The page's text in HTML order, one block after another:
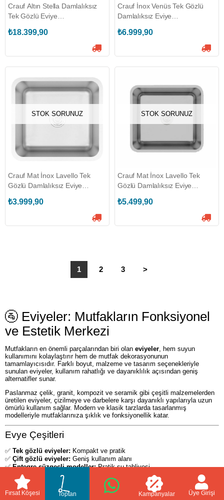
Crauf Altın Stella Damlalıksız
Tek Gözlü Eviye
₺18.399,90
Crauf İnox Venüs Tek Gözlü
Damlalıksız Eviye
₺6.999,90
STOK SORUNUZ
Crauf Mat İnox Lavello Tek
Gözlü Damlalıksız Eviye
₺3.999,90
STOK SORUNUZ
Crauf Mat İnox Lavello Tek
Gözlü Damlalıksız Eviye
₺5.499,90
1 2 3 >
🚰 Eviyeler: Mutfakların Fonksiyonel
ve Estetik Merkezi
Mutfakların en önemli parçalarından biri olan eviyeler , hem suyun
kullanımını kolaylaştırır hem de mutfak dekorasyonunun
tamamlayıcısıdır. Farklı boyut, malzeme ve tasarım seçenekleriyle
sunulan eviyeler, kullanım rahatlığı ve dayanıklılık açısından geniş
alternatifler sunar.
Paslanmaz çelik, granit, kompozit ve seramik gibi çeşitli malzemelerden
üretilen eviyeler, çizilmeye ve darbelere karşı dayanıklı yapılarıyla uzun
ömürlü kullanım sağlar. Modern ve klasik tarzlarda tasarlanmış
modelleriyle mutfaklarınıza şıklık ve fonksiyonellik katar.
Evye Çeşitleri
✅ Tek gözlü eviyeler: Kompakt ve pratik
✅ Çift gözlü eviyeler: Geniş kullanım alanı
✅Entegre süzgeçli modeller:Pratik su tahliyesi
Granit ve kompozit eviyeler:
Dayanıklı ve estetik
Paslanmaz çelik eviyeler:
Klasik ve hijyenik
✅Seramik eviyeler:Zarif ve dekoratif
Fırsat Köşesi Toptan Kampanyalar Üye Girişi